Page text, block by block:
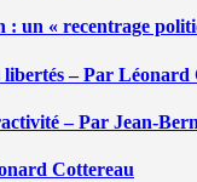
: un « recentrage
– Par Léonard
– Par Jean-
Cottereau